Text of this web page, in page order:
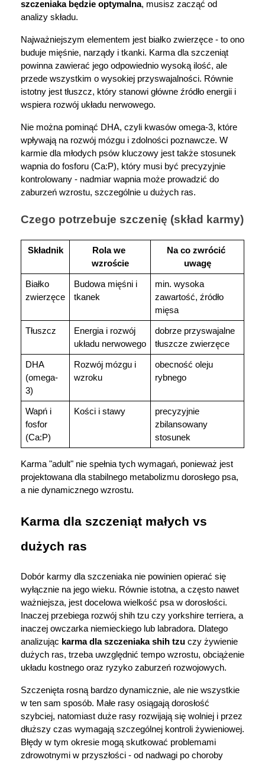
szczeniaka będzie optymalna, musisz zacząć od
analizy składu.
Najważniejszym elementem jest białko zwierzęce - to ono
buduje mięśnie, narządy i tkanki. Karma dla szczeniąt
powinna zawierać jego odpowiednio wysoką ilość, ale
przede wszystkim o wysokiej przyswajalności. Równie
istotny jest tłuszcz, który stanowi główne źródło energii i
wspiera rozwój układu nerwowego.
Nie można pominąć DHA, czyli kwasów omega-3, które
wpływają na rozwój mózgu i zdolności poznawcze. W
karmie dla młodych psów kluczowy jest także stosunek
wapnia do fosforu (Ca:P), który musi być precyzyjnie
kontrolowany - nadmiar wapnia może prowadzić do
zaburzeń wzrostu, szczególnie u dużych ras.
Czego potrzebuje szczenię (skład karmy)
Składnik
Rola we
wzroście
Na co zwrócić
uwagę
Białko
zwierzęce
Budowa mięśni i
tkanek
min. wysoka
zawartość, źródło
mięsa
Tłuszcz
Energia i rozwój
układu nerwowego
dobrze przyswajalne
tłuszcze zwierzęce
DHA
(omega-
3)
Rozwój mózgu i
wzroku
obecność oleju
rybnego
Wapń i
fosfor
(Ca:P)
Kości i stawy
precyzyjnie
zbilansowany
stosunek
Karma "adult" nie spełnia tych wymagań, ponieważ jest
projektowana dla stabilnego metabolizmu dorosłego psa,
a nie dynamicznego wzrostu.
Karma dla szczeniąt małych vs
dużych ras
Dobór karmy dla szczeniaka nie powinien opierać się
wyłącznie na jego wieku. Równie istotna, a często nawet
ważniejsza, jest docelowa wielkość psa w dorosłości.
Inaczej przebiega rozwój shih tzu czy yorkshire terriera, a
inaczej owczarka niemieckiego lub labradora. Dlatego
analizując karma dla szczeniaka shih tzu czy żywienie
dużych ras, trzeba uwzględnić tempo wzrostu, obciążenie
układu kostnego oraz ryzyko zaburzeń rozwojowych.
Szczenięta rosną bardzo dynamicznie, ale nie wszystkie
w ten sam sposób. Małe rasy osiągają dorosłość
szybciej, natomiast duże rasy rozwijają się wolniej i przez
dłuższy czas wymagają szczególnej kontroli żywieniowej.
Błędy w tym okresie mogą skutkować problemami
zdrowotnymi w przyszłości - od nadwagi po choroby